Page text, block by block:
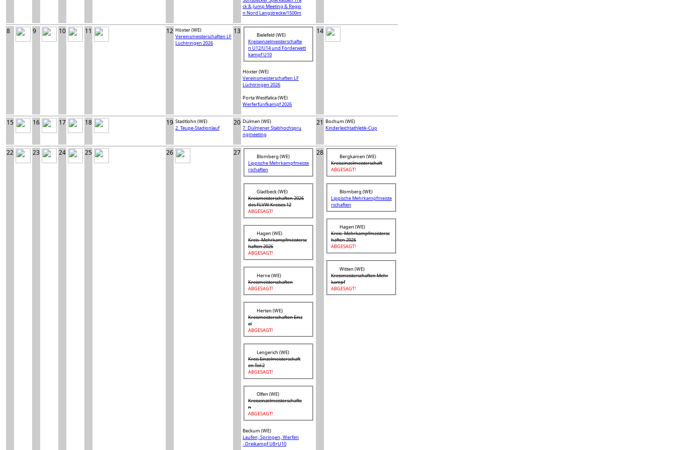
ck & Jump Meeting & Regio
n Nord Langstrecke/1500m
8 9 10 11 12 Höxter (WE)
Vereinsmeisterschaften LF
Lüchtringen 2026
13
Bielefeld (WE)
Kreiseinzelmeisterschafte
n U12/U14 und Förderwett
kampf U10
Höxter (WE)
Vereinsmeisterschaften LF
Lüchtringen 2026
Porta Westfalica (WE)
Werferfünfkampf 2026
14
15 16 17 18 19 Stadtlohn (WE)
2. Teupe-Stadionlauf
20 Dülmen (WE)
7. Dülmener Stabhochspru
ngmeeting
21 Bochum (WE)
Kinderleichtathletik-Cup
22 23 24 25 26 27
Blomberg (WE)
Lippische Mehrkampfmeiste
rschaften
Gladbeck (WE)
Kreismeisterschaften 2026
des FLVW Kreises 12
ABGESAGT!
Hagen (WE)
Kreis- Mehrkampfmeistersc
haften 2026
ABGESAGT!
Herne (WE)
Kreismeisterschaften
ABGESAGT!
Herten (WE)
Kreismeisterschaften Einz
el
ABGESAGT!
Lengerich (WE)
Kreis Einzelmeisterschaft
en Teil 2
ABGESAGT!
Olfen (WE)
Kreiseinzelmeisterschafte
n
ABGESAGT!
Beckum (WE)
Laufen, Springen, Werfen
- Dreikampf U8+U10
28
Bergkamen (WE)
Kreiseinzelmeisterschaft
ABGESAGT!
Blomberg (WE)
Lippische Mehrkampfmeiste
rschaften
Hagen (WE)
Kreis- Mehrkampfmeistersc
haften 2026
ABGESAGT!
Witten (WE)
Kreismeisterschaften Mehr
kampf
ABGESAGT!